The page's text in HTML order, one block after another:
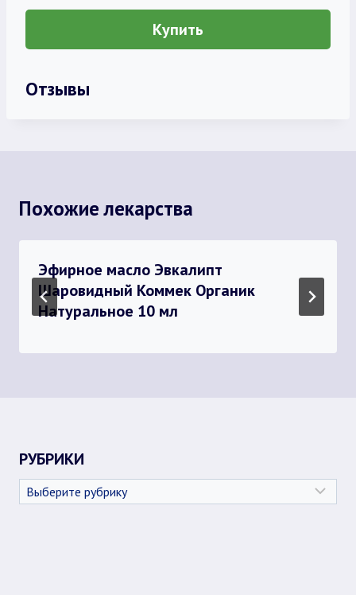
Купить
Отзывы
Похожие лекарства
Эфирное масло Эвкалипт
Шаровидный Коммек Органик
Натуральное 10 мл
РУБРИКИ
Рубрики